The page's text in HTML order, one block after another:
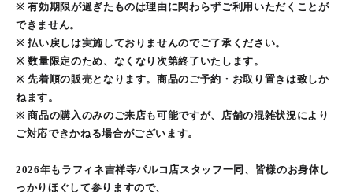
※ 有効期限が過ぎたものは理由に関わらずご利用いただくことが
できません。
※ 払い戻しは実施しておりませんのでご了承ください。
※ 数量限定のため、なくなり次第終了いたします。
※ 先着順の販売となります。商品のご予約・お取り置きは致しか
ねます。
※ 商品の購入のみのご来店も可能ですが、店舗の混雑状況により
ご対応できかねる場合がございます。
2026年もラフィネ吉祥寺パルコ店スタッフ一同、皆様のお身体し
っかりほぐして参りますので、